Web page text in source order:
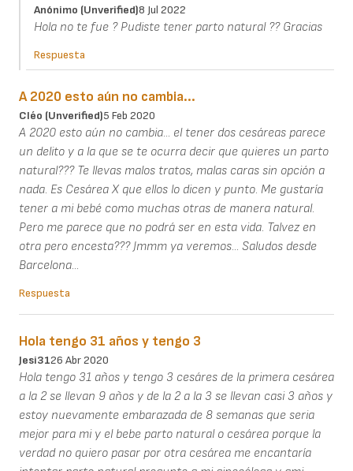
Anónimo (unverified)8 Jul 2022
Hola no te fue ? Pudiste tener parto natural ?? Gracias
Respuesta
A 2020 esto aún no cambia...
Cléo (unverified)5 Feb 2020
A 2020 esto aún no cambia... el tener dos cesáreas parece
un delito y a la que se te ocurra decir que quieres un parto
natural??? Te llevas malos tratos, malas caras sin opción a
nada. Es Cesárea X que ellos lo dicen y punto. Me gustaría
tener a mi bebé como muchas otras de manera natural.
Pero me parece que no podrá ser en esta vida. Talvez en
otra pero encesta??? Jmmm ya veremos... Saludos desde
Barcelona...
Respuesta
Hola tengo 31 años y tengo 3
Jesi3126 Abr 2020
Hola tengo 31 años y tengo 3 cesáres de la primera cesárea
a la 2 se llevan 9 años y de la 2 a la 3 se llevan casi 3 años y
estoy nuevamente embarazada de 8 semanas que seria
mejor para mi y el bebe parto natural o cesárea porque la
verdad no quiero pasar por otra cesárea me encantaría